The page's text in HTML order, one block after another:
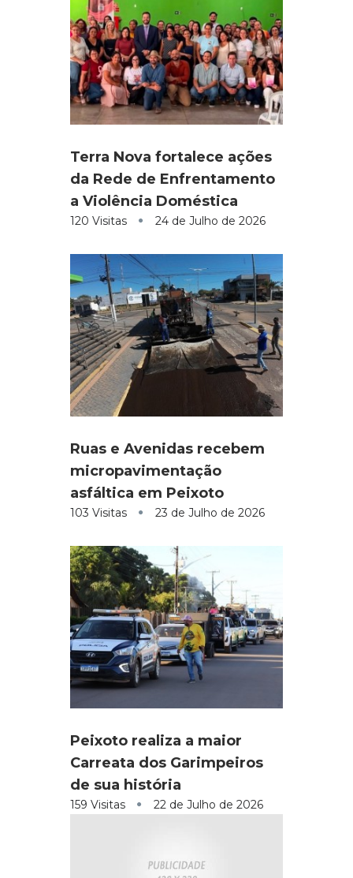
Terra Nova fortalece ações
da Rede de Enfrentamento
a Violência Doméstica
120 Visitas 24 de Julho de 2026
Ruas e Avenidas recebem
micropavimentação
asfáltica em Peixoto
103 Visitas 23 de Julho de 2026
Peixoto realiza a maior
Carreata dos Garimpeiros
de sua história
159 Visitas 22 de Julho de 2026